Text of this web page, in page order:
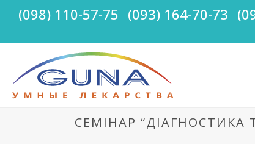
(098) 110-57-75 (093) 164-70-73
СЕМІНАР